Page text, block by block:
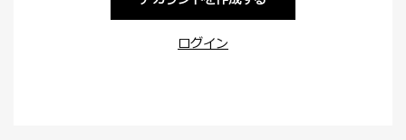
ログイン